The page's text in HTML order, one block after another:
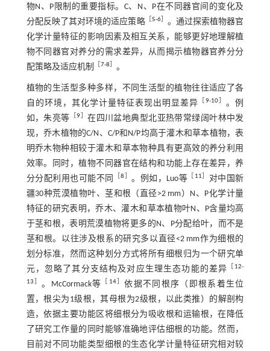
物N、P限制的重要指标。C、N、P在不同器官间的变化及
分配反映了其对环境的适应策略
5-6］ 。通过探索植物器官
化学计量特征的影响因素及相互关系，能够更好地理解植
物不同器官对养分的需求差异，从而揭示植物器官养分分
配策略及适应机制
7-8 。
植物的生活型多种多样，不同生活型的植物往往适应了各
自的环境，其化学计量特征表现出明显差异
［9-10
。例
如，朱亮等 ［9 ］在四川盆地典型北亚热带常绿阔叶林中发
现，乔木植物的C/N、C/P和N/P均高于灌木和草本植物，表
明乔木物种相较于灌木和草本物种具有更高效的养分利用
效率。同时，植物不同器官在结构和功能上存在差异，养
分分配利用也可能不同
［8 。例如，Luo等 11
对中国新
疆30种荒漠植物叶、茎和根（直径>2 mm）N、P化学计量
特征的研究表明，乔木、灌木和草本植物叶N、P含量均高
于茎和根，表明荒漠植物将更多的N、P分配给叶，而不是
茎和根。以往涉及根系的研究多以直径<2 mm作为细根的
划分标准，然而这种划分方式将所有细根归为一个研究单
元，忽略了其分支结构及对应生理生态功能的差异
12-
13 。McCormack等 14］依据不同根序（即根系着生位
置，根尖为1级根，其母根为2级根，以此类推）的解剖构
造，依据主要功能区将细根分为吸收根和运输根，在降低
了研究工作量的同时能够准确地评估细根的功能。然而，
目前对不同功能类型细根的生态化学计量特征研究相对较